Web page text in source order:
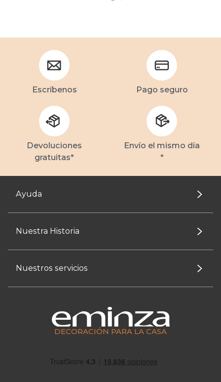
Escríbenos Pago seguro
Devoluciones
gratuitas*
Envío el mismo día
*
Ayuda
Nuestra Historia
Nuestros servicios
DECORACIÓN PARA LA CASA